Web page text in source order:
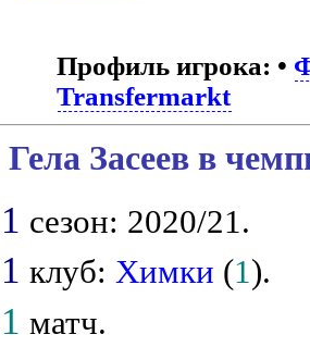
Профиль игрока: •
Transfermarkt
Гела Засеев в
1 сезон: 2020/21.
1 клуб:Химки (1).
1 матч.